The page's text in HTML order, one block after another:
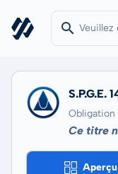
S.P.G.E.
Obligation
Ce titre
Aperçu